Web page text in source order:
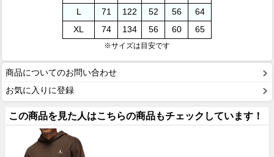
71 122 52 56
64
XL
74 134 56 60 65
※サイズは目安です
商品についてのお問い合わせ
お気に入りに登録
この商品を見た人はこちらの商品もチェックしています！